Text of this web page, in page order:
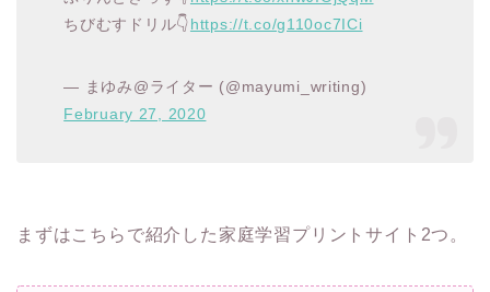
ちびむすドリル👇https://t.co/g110oc7ICi
— まゆみ@ライター (@mayumi_writing)
February 27, 2020
まずはこちらで紹介した家庭学習プリントサイト2つ。